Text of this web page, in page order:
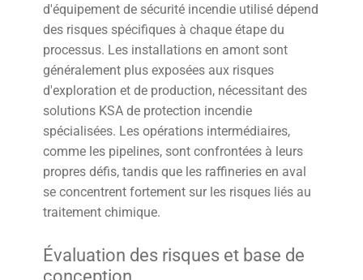
d'équipement de sécurité incendie utilisé dépend
des risques spécifiques à chaque étape du
processus. Les installations en amont sont
généralement plus exposées aux risques
d'exploration et de production, nécessitant des
solutions KSA de protection incendie
spécialisées. Les opérations intermédiaires,
comme les pipelines, sont confrontées à leurs
propres défis, tandis que les raffineries en aval
se concentrent fortement sur les risques liés au
traitement chimique.
Évaluation des risques et base de